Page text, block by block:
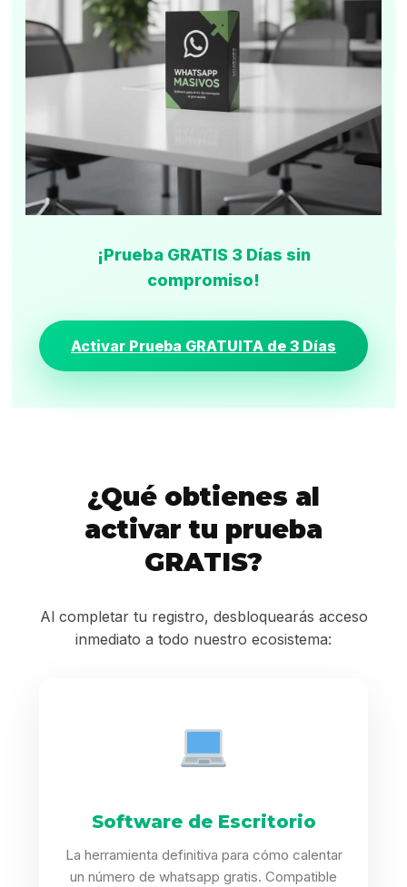
¡Prueba GRATIS 3 Días sin
compromiso!
Activar Prueba GRATUITA de 3 Días
¿Qué obtienes al
activar tu prueba
GRATIS?
Al completar tu registro, desbloquearás acceso
inmediato a todo nuestro ecosistema:
Software de Escritorio
La herramienta definitiva para cómo calentar
un número de whatsapp gratis. Compatible